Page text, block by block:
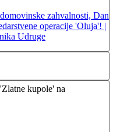
zahvalnosti, Dan
operacije 'Oluja'! |
Udruge
kupole' na